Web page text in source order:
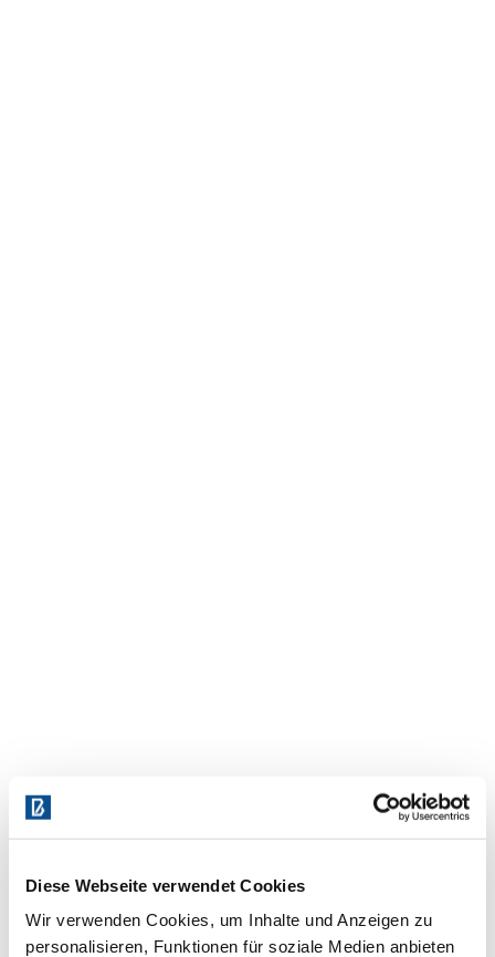
Diese Webseite verwendet Cookies
Wir verwenden Cookies, um Inhalte und Anzeigen zu
personalisieren, Funktionen für soziale Medien anbieten